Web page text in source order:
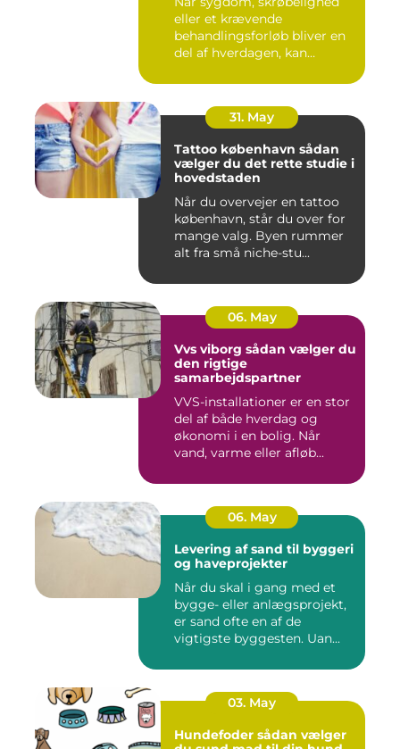
eller et krævende
behandlingsforløb bliver en
del af hverdagen, kan
31. May
Tattoo københavn sådan
vælger du det rette studie i
hovedstaden
Når du overvejer en tattoo
københavn, står du over for
mange valg. Byen rummer
alt fra små niche-stu...
06. May
Vvs viborg sådan vælger du
den rigtige
samarbejdspartner
VVS-installationer er en stor
del af både hverdag og
økonomi i en bolig. Når
vand, varme eller afløb...
06. May
Levering af sand til byggeri
og haveprojekter
Når du skal i gang med et
bygge- eller anlægsprojekt,
er sand ofte en af de
vigtigste byggesten. Uan...
03. May
Hundefoder sådan vælger